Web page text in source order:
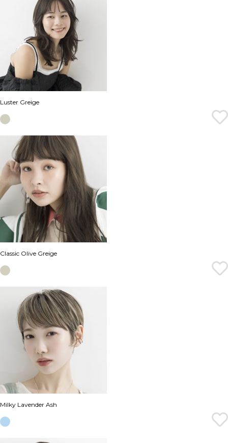
Luster Greige
Classic Olive Greige
Milky Lavender Ash